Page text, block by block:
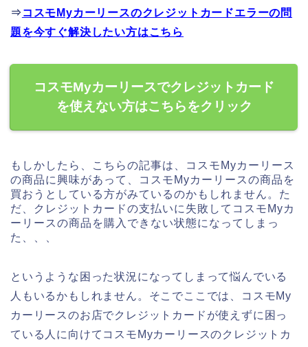
⇒ コスモMyカーリースのクレジットカードエラーの問
題を今すぐ解決したい方はこちら
コスモMyカーリースでクレジットカード
を使えない方はこちらをクリック
もしかしたら、こちらの記事は、コスモMyカーリース
の商品に興味があって、コスモMyカーリースの商品を
買おうとしている方がみているのかもしれません。た
だ、クレジットカードの支払いに失敗してコスモMyカ
ーリースの商品を購入できない状態になってしまっ
た、、、
というような困った状況になってしまって悩んでいる
人もいるかもしれません。そこでここでは、コスモMy
カーリースのお店でクレジットカードが使えずに困っ
ている人に向けてコスモMyカーリースのクレジットカ